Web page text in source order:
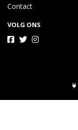
Contact
VOLG ONS